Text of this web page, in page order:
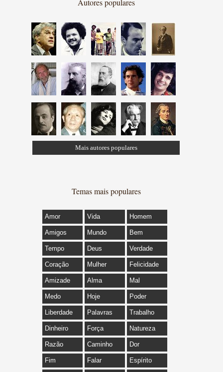
Autores populares
Mais autores populares
Temas mais populares
Amor Vida Homem
Amigos Mundo Bem
Tempo Deus Verdade
Coração Mulher Felicidade
Amizade Alma Mal
Medo Hoje Poder
Liberdade Palavras Trabalho
Dinheiro Força Natureza
Razão Caminho Dor
Fim Falar Espírito